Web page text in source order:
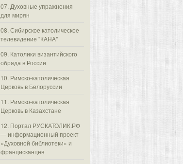
07. Духовные упражнения
для мирян
08. Сибирское католическое
телевидение "КАНА"
09. Католики византийского
обряда в России
10. Римско-католическая
Церковь в Белоруссии
11. Римско-католическая
Церковь в Казахстане
12. Портал РУСКАТОЛИК.РФ
— информационный проект
«Духовной библиотеки» и
францисканцев